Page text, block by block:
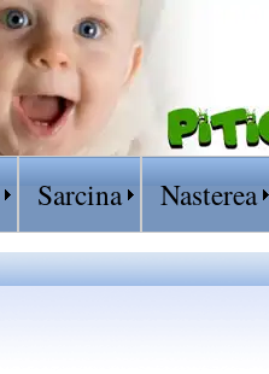
Sarcina Nasterea